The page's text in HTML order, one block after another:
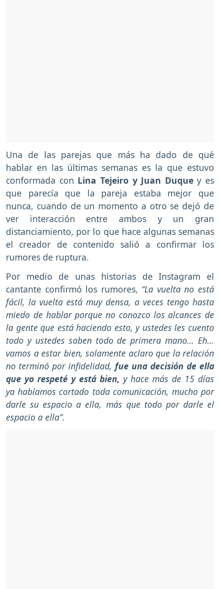
Una de las parejas que más ha dado de qué
hablar en las últimas semanas es la que estuvo
conformada con Lina Tejeiro y Juan Duquey es
que parecía que la pareja estaba mejor que
nunca, cuando de un momento a otro se dejó de
ver interacción entre ambos y un gran
distanciamiento, por lo que hace algunas semanas
el creador de contenido salió a confirmar los
rumores de ruptura.
Por medio de unas historias de Instagram el
cantante confirmó los rumores, “La vuelta no está
fácil, la vuelta está muy densa, a veces tengo hasta
miedo de hablar porque no conozco los alcances de
la gente que está haciendo esto, y ustedes les cuento
todo y ustedes saben todo de primera mano… Eh…
vamos a estar bien, solamente aclaro que la relación
no terminó por infidelidad, fue una decisión de ella
que yo respeté y está bien, y hace más de 15 días
ya habíamos cortado toda comunicación, mucho por
darle su espacio a ella, más que todo por darle el
espacio a ella”.